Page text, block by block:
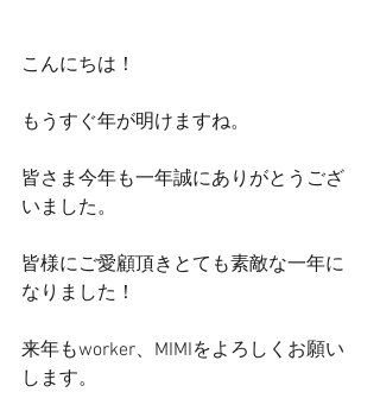
こんにちは！
もうすぐ年が明けますね。
皆さま今年も一年誠にありがとうござ
いました。
皆様にご愛顧頂きとても素敵な一年に
なりました！
来年もworker、MIMIをよろしくお願い
します。